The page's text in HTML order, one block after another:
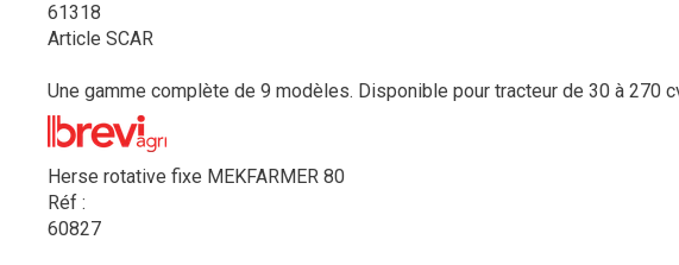
61318
Article SCAR
Une gamme complète de 9 modèles. Disponible pour tracteur de 30 à 270
Herse rotative fixe MEKFARMER 80
Réf :
60827